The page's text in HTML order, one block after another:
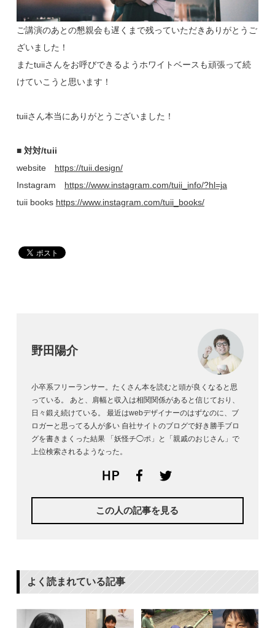
ご講演のあとの懇親会も遅くまで残っていただきありがとうご
ざいました！
またtuiiさんをお呼びできるようホワイトベースも頑張って続
けていこうと思います！
tuiiさん本当にありがとうございました！
■ 対対/tuii
website https://tuii.design/
Instagram https://www.instagram.com/tuii_info/?hl=ja
tuii books https://www.instagram.com/tuii_books/
野田陽介
小卒系フリーランサー。たくさん本を読むと頭が良くなると思
っている。 あと、肩幅と収入は相関関係があると信じており、
日々鍛え続けている。 最近はwebデザイナーのはずなのに、ブ
ロガーと思ってる人が多い 自社サイトのブログで好き勝手ブロ
グを書きまくった結果 「妖怪チ◯ポ」と「親戚のおじさん」で
上位検索されるようなった。
Web site facebook
この人の記事を見る
よく読まれている記事